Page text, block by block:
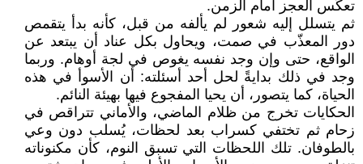
تعكس العجز أمام الزمن.
ثم يتسلل إليه شعور لم يألفه من قبل، كأنه بدأ يتقمص
دور المعذّب في صمت، ويحاول بكل عناد أن يبتعد عن
الواقع، حتى وإن وجد نفسه يغوص في لجة أوهام. وربما
وجد في ذلك بدايةً لحل أحد أسئلته: أن الأسوأ في هذه
الحياة، كما يتصور، أن يحيا المفجوع فيها بهيئة النائم.
الحكايات تخرج من ظلام الماضي، والأماني تتراقص في
زحام ثم تختفي كسراب بعد لحظات، يُسلب دون وعي
بالطوفان. تلك اللحظات التي تسبق النوم، كأن مكنوناته